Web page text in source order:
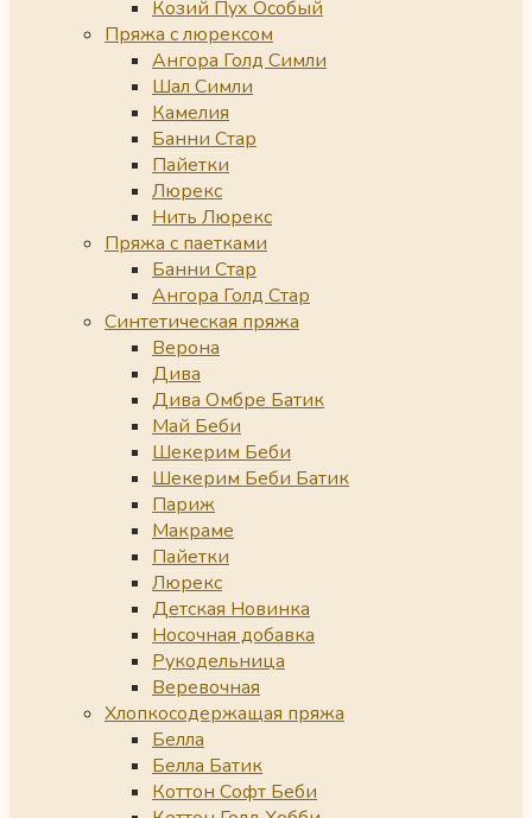
Козий Пух Особый
Пряжа с люрексом
Ангора Голд Симли
Шал Симли
Камелия
Банни Стар
Пайетки
Люрекс
Нить Люрекс
Пряжа с паетками
Банни Стар
Ангора Голд Стар
Синтетическая пряжа
Верона
Дива
Дива Омбре Батик
Май Беби
Шекерим Беби
Шекерим Беби Батик
Париж
Макраме
Пайетки
Люрекс
Детская Новинка
Носочная добавка
Рукодельница
Веревочная
Хлопкосодержащая пряжа
Белла
Белла Батик
Коттон Софт Беби